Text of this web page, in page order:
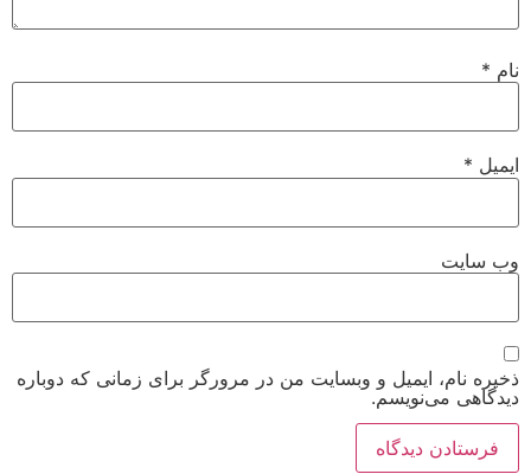
نام *
ایمیل *
وب‌ سایت
ذخیره نام، ایمیل و وبسایت من در مرورگر برای زمانی که دوباره
دیدگاهی می‌نویسم.